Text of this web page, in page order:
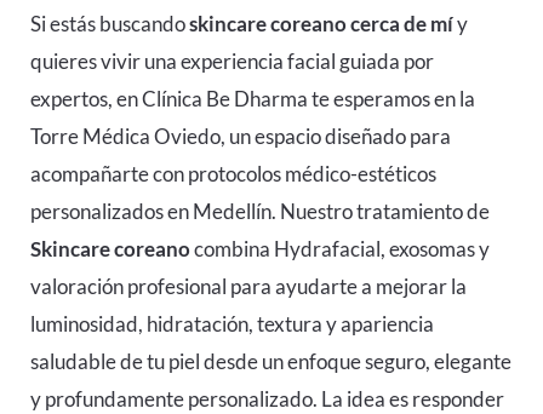
Si estás buscandoskincare coreano cerca de míy
quieres vivir una experiencia facial guiada por
expertos, en Clínica Be Dharma te esperamos en la
Torre Médica Oviedo, un espacio diseñado para
acompañarte con protocolos médico-estéticos
personalizados en Medellín. Nuestro tratamiento de
Skincare coreanocombina Hydrafacial, exosomas y
valoración profesional para ayudarte a mejorar la
luminosidad, hidratación, textura y apariencia
saludable de tu piel desde un enfoque seguro, elegante
y profundamente personalizado. La idea es responder